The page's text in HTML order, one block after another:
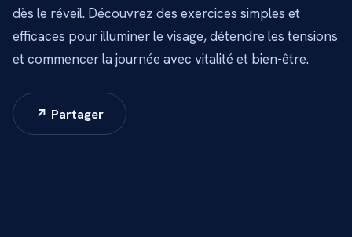
dès le réveil. Découvrez des exercices simples et
efficaces pour illuminer le visage, détendre les tensions
et commencer la journée avec vitalité et bien-être.
↗ Partager